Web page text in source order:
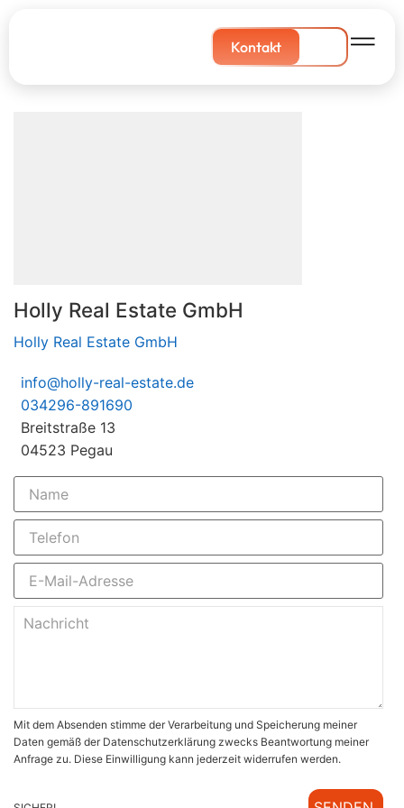
Kontakt
Holly Real Estate GmbH
Holly Real Estate GmbH
info@holly-real-estate.de
034296-891690
Breitstraße 13
04523 Pegau
Mit dem Absenden stimme der Verarbeitung und Speicherung meiner
Daten gemäß der Datenschutzerklärung zwecks Beantwortung meiner
Anfrage zu. Diese Einwilligung kann jederzeit widerrufen werden.